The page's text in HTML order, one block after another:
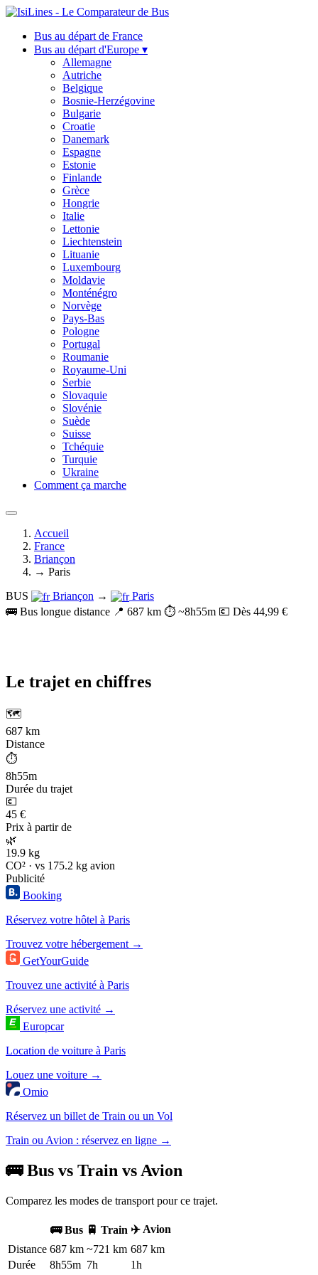
Bus au départ de France
Bus au départ d'Europe ▾
Allemagne
Autriche
Belgique
Bosnie-Herzégovine
Bulgarie
Croatie
Danemark
Espagne
Estonie
Finlande
Grèce
Hongrie
Italie
Lettonie
Liechtenstein
Lituanie
Luxembourg
Moldavie
Monténégro
Norvège
Pays-Bas
Pologne
Portugal
Roumanie
Royaume-Uni
Serbie
Slovaquie
Slovénie
Suède
Suisse
Tchéquie
Turquie
Ukraine
Comment ça marche
Accueil
France
Briançon
→ Paris
BUS
Briançon →
Paris
🚌 Bus longue distance 📍 687 km ⏱️ ~8h55m 💶 Dès 44,99 €
Le trajet en chiffres
🗺️
687 km
Distance
⏱️
8h55m
Durée du trajet
💶
45 €
Prix à partir de
🌿
19.9 kg
CO² · vs 175.2 kg avion
Publicité
Booking
Réservez votre hôtel à Paris
Trouvez votre hébergement →
GetYourGuide
Trouvez une activité à Paris
Réservez une activité →
Europcar
Location de voiture à Paris
Louez une voiture →
Omio
Réservez un billet de Train ou un Vol
Train ou Avion : réservez en ligne →
🚌 Bus vs Train vs Avion
Comparez les modes de transport pour ce trajet.
🚌 Bus 🚆 Train ✈️ Avion
Distance 687 km ~721 km 687 km
Durée
8h55m 7h
1h